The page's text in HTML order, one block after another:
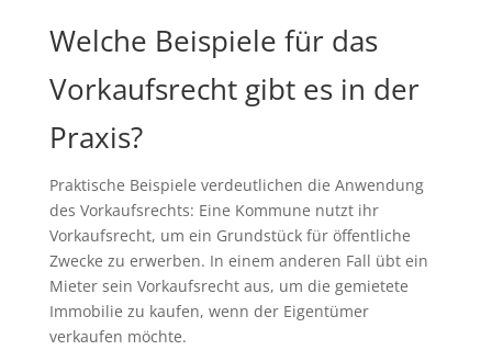
Welche Beispiele für das
Vorkaufsrecht gibt es in der
Praxis?
Praktische Beispiele verdeutlichen die Anwendung
des Vorkaufsrechts: Eine Kommune nutzt ihr
Vorkaufsrecht, um ein Grundstück für öffentliche
Zwecke zu erwerben. In einem anderen Fall übt ein
Mieter sein Vorkaufsrecht aus, um die gemietete
Immobilie zu kaufen, wenn der Eigentümer
verkaufen möchte.